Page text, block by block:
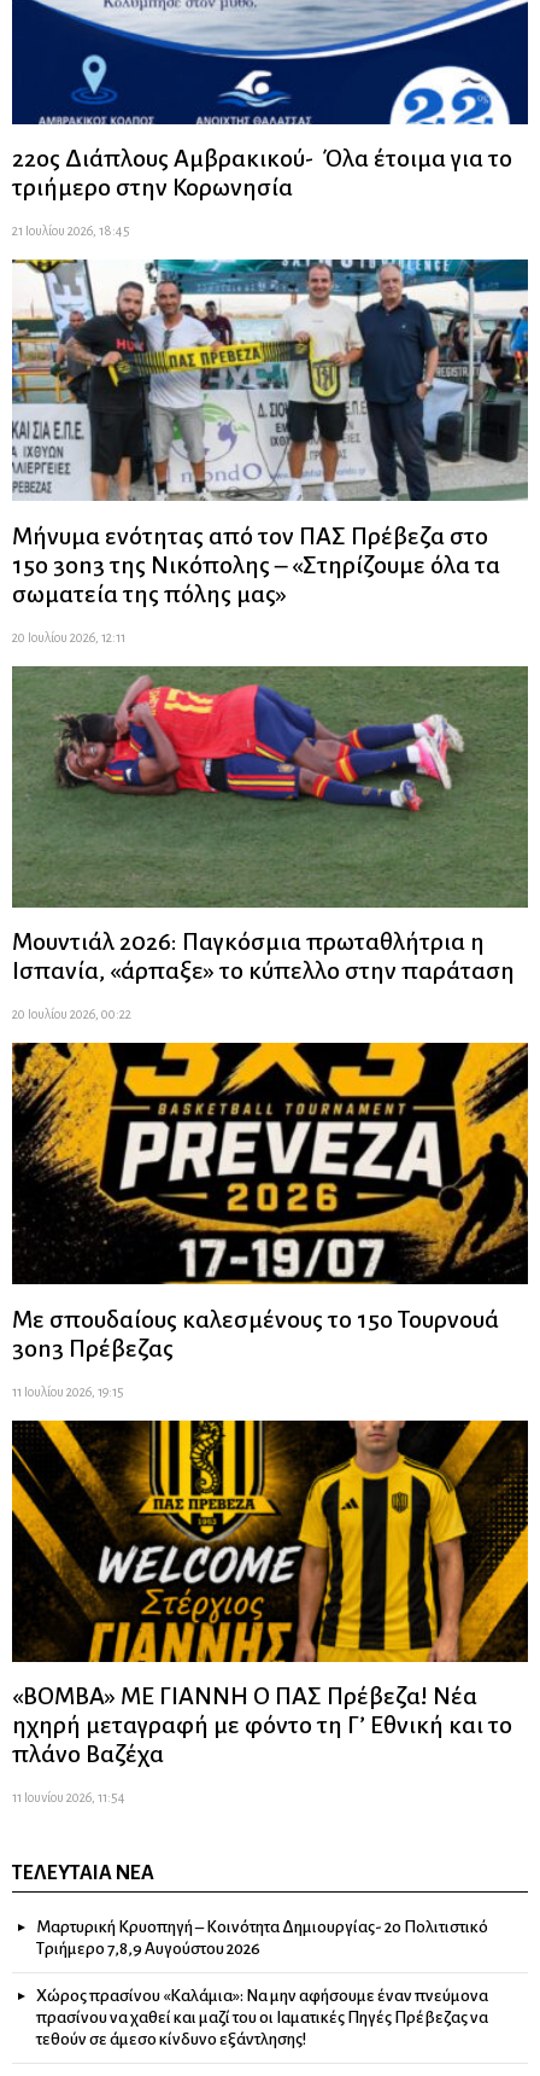
22ος Διάπλους Αμβρακικού- Όλα έτοιμα για το
τριήμερο στην Κορωνησία
21 Ιουλίου 2026, 18:45
Μήνυμα ενότητας από τον ΠΑΣ Πρέβεζα στο
15ο 3on3 της Νικόπολης – «Στηρίζουμε όλα τα
σωματεία της πόλης μας»
20 Ιουλίου 2026, 12:11
Μουντιάλ 2026: Παγκόσμια πρωταθλήτρια η
Ισπανία, «άρπαξε» το κύπελλο στην παράταση
20 Ιουλίου 2026, 00:22
Με σπουδαίους καλεσμένους το 15ο Τουρνουά
3on3 Πρέβεζας
11 Ιουλίου 2026, 19:15
«ΒΟΜΒΑ» ΜΕ ΓΙΑΝΝΗ Ο ΠΑΣ Πρέβεζα! Νέα
ηχηρή μεταγραφή με φόντο τη Γ’ Εθνική και το
πλάνο Βαζέχα
11 Ιουνίου 2026, 11:54
ΤΕΛΕΥΤΑΊΑ ΝΈΑ
Μαρτυρική Κρυοπηγή – Κοινότητα Δημιουργίας- 2ο Πολιτιστικό
Τριήμερο 7,8,9 Αυγούστου 2026
Χώρος πρασίνου «Καλάμια»: Να μην αφήσουμε έναν πνεύμονα
πρασίνου να χαθεί και μαζί του οι Ιαματικές Πηγές Πρέβεζας να
τεθούν σε άμεσο κίνδυνο εξάντλησης!